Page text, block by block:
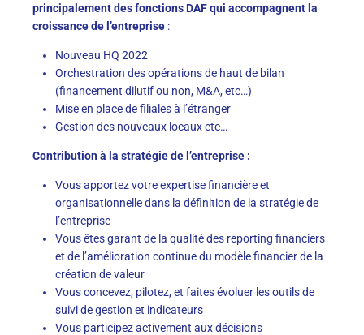
principalement des fonctions DAF qui accompagnentla
croissance de l’entreprise :
Nouveau HQ 2022
Orchestration des opérations de haut de bilan
(financement dilutif ou non, M&A, etc…)
Mise en place de filiales à l’étranger
Gestion des nouveaux locaux etc…
Contribution à la stratégie de l’entreprise :
Vous apportez votre expertise financière et
organisationnelle dans la définition de la stratégie de
l’entreprise
Vous êtes garant de la qualité des reporting financiers
et de l’amélioration continue du modèle financier de la
création de valeur
Vous concevez, pilotez, et faites évoluer les outils de
suivi de gestion et indicateurs
Vous participez activement aux décisions